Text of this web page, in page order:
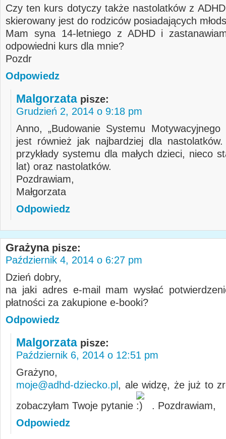
Czy ten kurs dotyczy także nastolatków z
skierowany jest do rodziców posiadających
Mam syna 14-letniego z ADHD i
odpowiedni kurs dla mnie?
Pozdr
Odpowiedz
Malgorzata pisze:
Grudzień 2, 2014 o 9:18 pm
Anno, „Budowanie Systemu Motywacyjnego
jest również jak najbardziej dla
przykłady systemu dla małych dzieci, nieco
lat) oraz nastolatków.
Pozdrawiam,
Małgorzata
Odpowiedz
Grażyna pisze:
Październik 4, 2014 o 6:27 pm
Dzień dobry,
na jaki adres e-mail mam wysłać
płatności za zakupione e-booki?
Odpowiedz
Malgorzata pisze:
Październik 6, 2014 o 12:51 pm
Grażyno,
moje@adhd-dziecko.pl , ale widzę, że już to
zobaczyłam Twoje pytanie
. Pozdrawiam,
Odpowiedz